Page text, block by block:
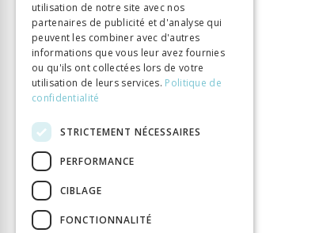
utilisation de notre site avec nos
partenaires de publicité et d'analyse qui
peuvent les combiner avec d'autres
informations que vous leur avez fournies
ou qu'ils ont collectées lors de votre
utilisation de leurs services. Politique de
confidentialité
STRICTEMENT NÉCESSAIRES
PERFORMANCE
CIBLAGE
FONCTIONNALITÉ